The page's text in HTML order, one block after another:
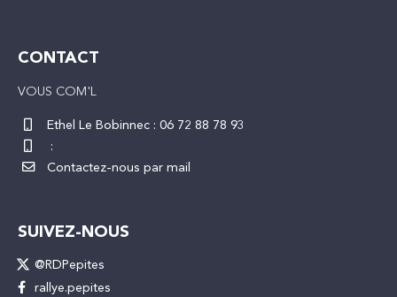
CONTACT
VOUS COM'L
Ethel Le Bobinnec : 06 72 88 78 93
:
Contactez-nous par mail
SUIVEZ-NOUS
@RDPepites
rallye.pepites